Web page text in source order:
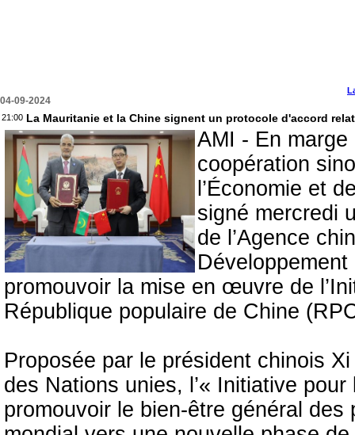
04-09-2024
21:00 La Mauritanie et la Chine signent un protocole d'accord
AMI - En
coopération
l’Économie et
signé mercredi
de l’Agence
promouvoir la mise en œuvre de
République populaire de Chine
Proposée par le président chinois
des Nations unies, l’« Initiative
promouvoir le bien-être général